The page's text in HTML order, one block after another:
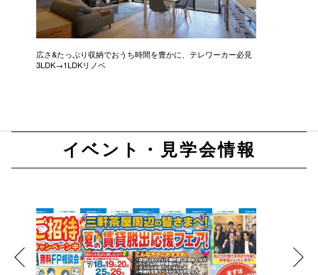
広さ&たっぷり収納でおうち時間を豊かに、テレワーカー必見
3LDK→1LDKリノベ
イベント・見学会情報